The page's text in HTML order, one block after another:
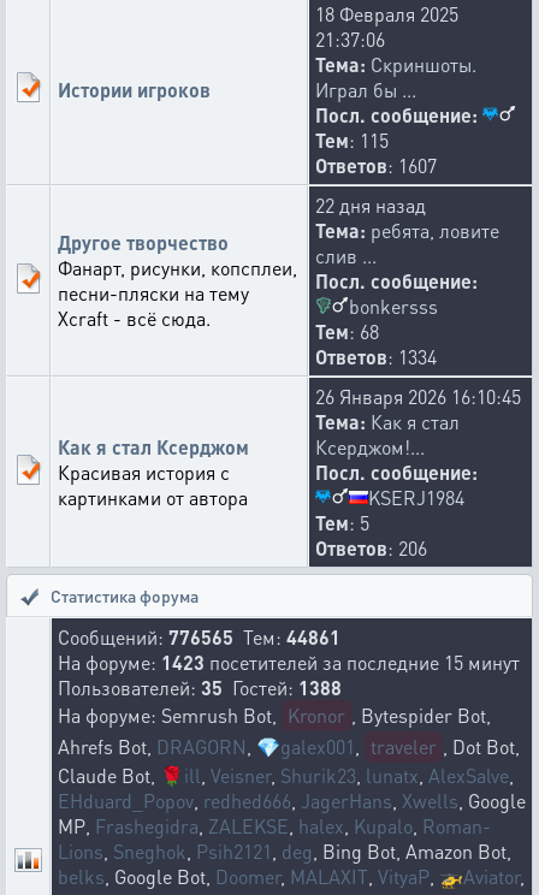
Истории игроков
18 Февраля 2025
21:37:06
Тема: Скриншоты.
Играл бы ...
Посл. сообщение:
Тем: 115
Ответов: 1607
Другое творчество
Фанарт, рисунки, копсплеи,
песни-пляски на тему
Xcraft - всё сюда.
22 дня назад
Тема: ребята, ловите
слив ...
Посл. сообщение:
bonkersss
Тем: 68
Ответов: 1334
Как я стал Ксерджом
Красивая история с
картинками от автора
26 Января 2026 16:10:45
Тема: Как я стал
Ксерджом!...
Посл. сообщение:
KSERJ1984
Тем: 5
Ответов: 206
Статистика форума
Сообщений: 776565 Тем: 44861
На форуме: 1423 посетителей за последние 15 минут
Пользователей: 35 Гостей: 1388
На форуме: Semrush Bot,
Kronor
, Bytespider Bot,
Ahrefs Bot, DRAGORN 💎galex001 traveler
, Dot Bot,
Claude Bot, 🌹ill Veisner, Shurik23 lunatx AlexSalve
EHduard_Popov redhed666 JagerHans Xwells , Google
MP, Frashegidra ZALEKSE halex Kupalo Roman-
Lions Sneghok Psih2121 deg , Bing Bot, Amazon Bot,
belks , Google Bot, Doomer, MALAXIT VityaP 🚁Aviator,